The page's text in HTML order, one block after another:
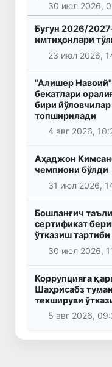
30 июл 2026,
Бугун 2026/
имтиҳонлари
23 июл 2026,
"Алишер
бекатлари
бири
топширилади
4 авг 2026,
Аҳаджон
чемпиони бўлди
31 июл 2026,
Бошланғич
сертификат
ўтказиш
30 июл 2026,
Коррупцияга
Шаҳрисабз
текшируви
5 авг 2026,